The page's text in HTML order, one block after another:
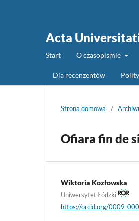
Acta
Start O czasopiśmie
Dla recenzentów
Strona domowa /
Ofiara fin de
Wiktoria Kozłowska
Uniwersytet Łódzki
https://orcid.org/0009-